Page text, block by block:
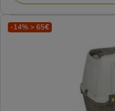
-14% > 65€